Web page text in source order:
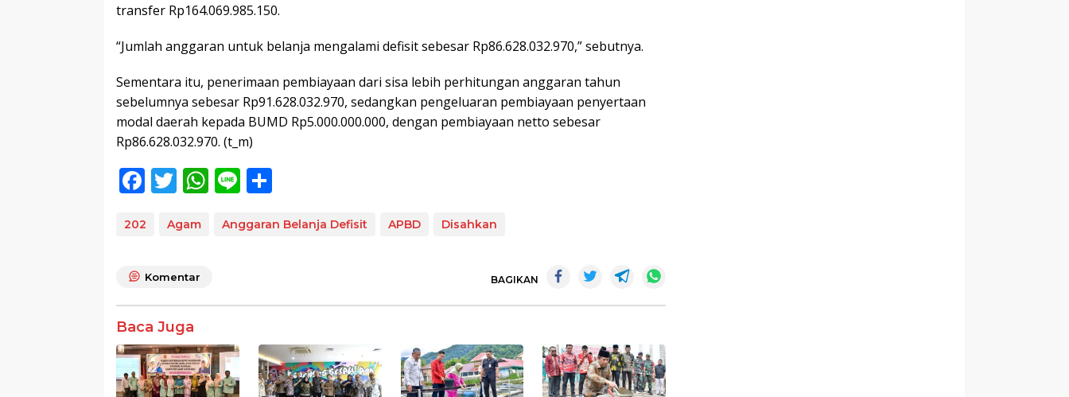
transfer Rp164.069.985.150.
“Jumlah anggaran untuk belanja mengalami defisit sebesar Rp86.628.032.970,” sebutnya.
Sementara itu, penerimaan pembiayaan dari sisa lebih perhitungan anggaran tahun
sebelumnya sebesar Rp91.628.032.970, sedangkan pengeluaran pembiayaan penyertaan
modal daerah kepada BUMD Rp5.000.000.000, dengan pembiayaan netto sebesar
Rp86.628.032.970. (t_m)
F
e
o
o
k
T
itt
W
at
p
Li
e ar
202 Agam Anggaran Belanja Defisit APBD Disahkan
Komentar BAGIKAN
Baca Juga